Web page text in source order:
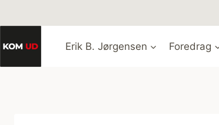
til
Erik B. Jørgensen Foredrag